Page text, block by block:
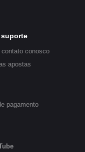
contato conosco
apostas
pagamento